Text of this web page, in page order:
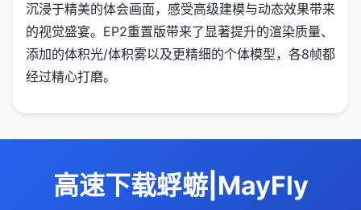
沉浸于精美的体会画面，感受高级建模与动态效果带来
的视觉盛宴。EP2重置版带来了显著提升的渲染质量、
添加的体积光/体积雾以及更精细的个体模型，各8帧都
经过精心打磨。
高速下载蜉蝣|MayFly